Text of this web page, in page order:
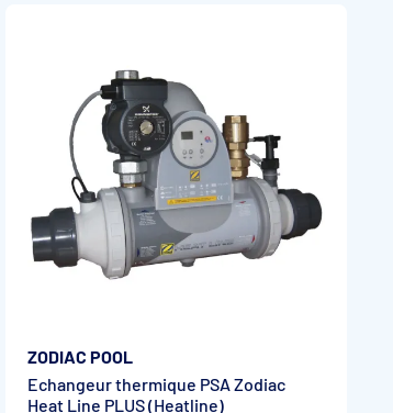
ZODIAC POOL
Echangeur thermique PSA Zodiac
Heat Line PLUS (Heatline)